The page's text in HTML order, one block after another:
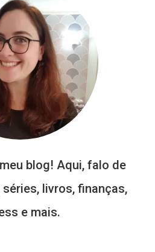
blog! Aqui, falo de
livros, finanças,
e mais.